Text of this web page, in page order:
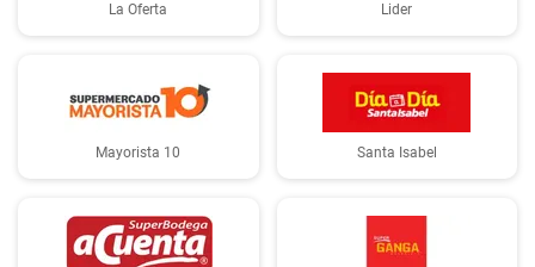
La Oferta Lider
Mayorista 10 Santa Isabel